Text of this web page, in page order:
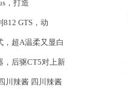
，打造
GTS，动
，超A温柔又显白
，后驱CT5对上新
川辣酱 四川辣酱